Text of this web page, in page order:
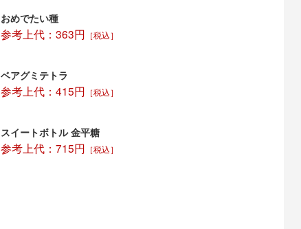
おめでたい種
参考上代：363円 ［税込］
ベアグミテトラ
参考上代：415円 ［税込］
スイートボトル 金平糖
参考上代：715円 ［税込］